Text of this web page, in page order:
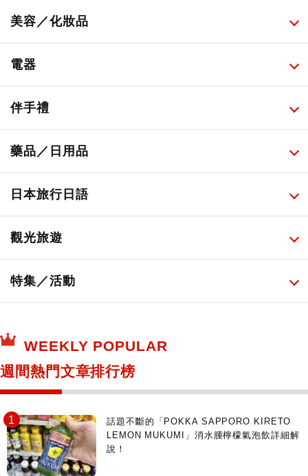
所有
甜點・菓子
人氣店鋪美食
必吃的日式早餐
日本酒達人
美容／化妝品
所有
便利商店化妝品
藥妝店化妝品
電器
所有
健康/美容儀器
廚房家電
伴手禮
所有
伴手禮排行榜
免稅商店
藥品／日用品
所有
百圓商店
日常用藥
日本旅行日語
所有
觀光旅遊
所有
特集／活動
東京百貨店～TOKYO Depart～
WEEKLY POPULAR
週間熱門文章排行榜
話題不斷的「POKKA SAPPORO KIRETO
LEMON MUKUMI」消水腫檸檬氣泡飲詳細解
說！